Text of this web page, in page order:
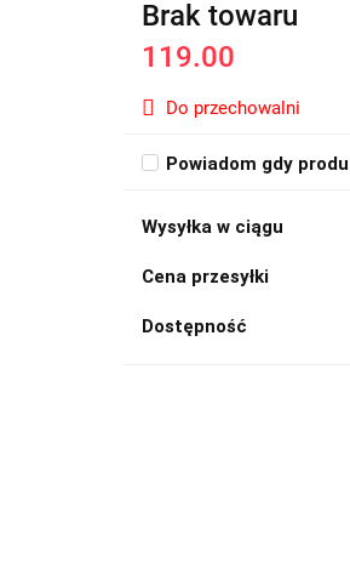
Brak towaru
119.00
Do przechowalni
Powiadom gdy
Wysyłka w ciągu
Cena przesyłki
Dostępność